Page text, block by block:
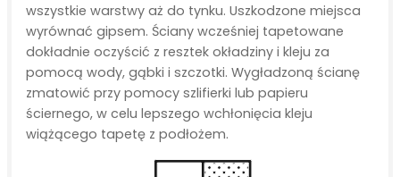
wszystkie warstwy aż do tynku. Uszkodzone miejsca
wyrównać gipsem. Ściany wcześniej tapetowane
dokładnie oczyścić z resztek okładziny i kleju za
pomocą wody, gąbki i szczotki. Wygładzoną ścianę
zmatowić przy pomocy szlifierki lub papieru
ściernego, w celu lepszego wchłonięcia kleju
wiążącego tapetę z podłożem.